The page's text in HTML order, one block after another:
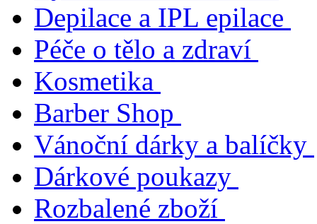
Depilace a IPL epilace
Péče o tělo a zdraví
Kosmetika
Barber Shop
Vánoční dárky a balíčky
Dárkové poukazy
Rozbalené zboží